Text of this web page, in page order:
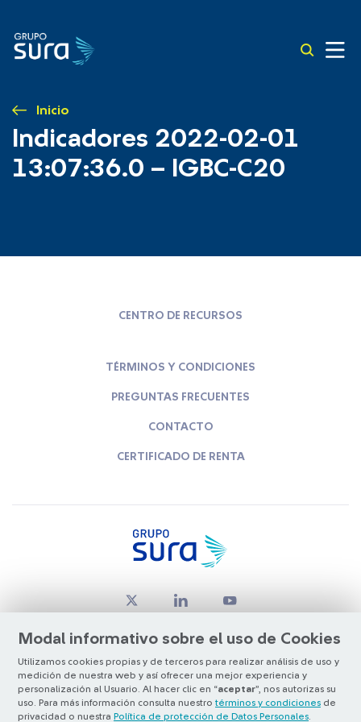
Inicio
Indicadores 2022-02-01
13:07:36.0 – IGBC-C20
Modal informativo sobre el uso de Cookies
Utilizamos cookies propias y de terceros para realizar análisis de uso y
medición de nuestra web y así ofrecer una mejor experiencia y
personalización al Usuario. Al hacer clic en “aceptar”, nos autorizas su
uso. Para más información consulta nuestro términos y condiciones de
privacidad o nuestra Política de protección de Datos Personales
CENTRO DE RECURSOS
TÉRMINOS Y CONDICIONES
PREGUNTAS FRECUENTES
CONTACTO
CERTIFICADO DE RENTA
© Copyright Grupo SURA 2026